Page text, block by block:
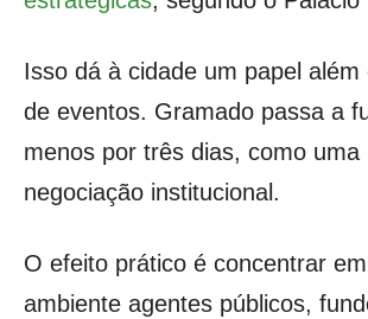
Isso dá à cidade um papel além
de eventos. Gramado passa a
menos por três dias, como uma
negociação institucional.
O efeito prático é concentrar
ambiente agentes públicos,